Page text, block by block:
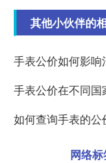
其他小伙伴的
手表公价如何影响
手表公价在不同国
如何查询手表的公
网络标